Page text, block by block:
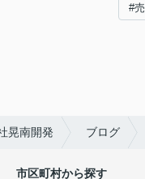
#
晃南開発 ブログ
市区町村から探す